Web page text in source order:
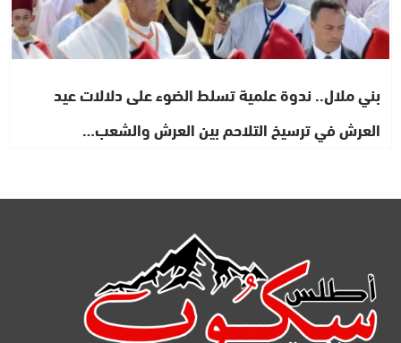
بني ملال.. ندوة علمية تسلط الضوء على دلالات عيد
العرش في ترسيخ التلاحم بين العرش والشعب…